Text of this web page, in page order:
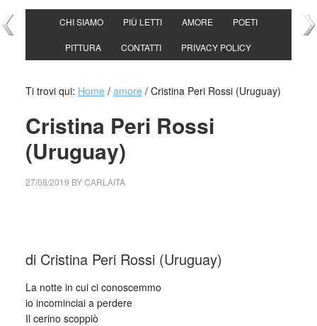
CHI SIAMO PIÙ LETTI AMORE POETI
PITTURA CONTATTI PRIVACY POLICY
Ti trovi qui: Home / amore /Cristina Peri Rossi (Uruguay)
Cristina Peri Rossi
(Uruguay)
27/08/2019 BYCARLAITA
di Cristina Peri Rossi (Uruguay)
La notte in cui ci conoscemmo
io incominciai a perdere
Il cerino scoppiò